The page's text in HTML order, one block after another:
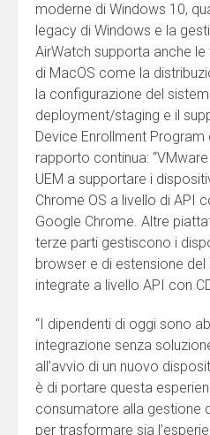
moderne di Windows 10,
legacy di Windows e la
AirWatch supporta anche
di MacOS come la
la configurazione del
deployment/staging e il
Device Enrollment Program
rapporto continua:
UEM a supportare i
Chrome OS a livello di API
Google Chrome. Altre
terze parti gestiscono i
browser e di estensione
integrate a livello API con
“I dipendenti di oggi sono
integrazione senza
all’avvio di un nuovo
è di portare questa
consumatore alla gestione
per trasformare sia